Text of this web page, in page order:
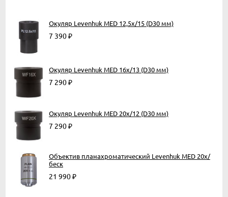
Окуляр Levenhuk MED 12,5x/15 (D30 мм)
7 390₽
Окуляр Levenhuk MED 16x/13 (D30 мм)
7 290₽
Окуляр Levenhuk MED 20x/12 (D30 мм)
7 290₽
Объектив планахроматический Levenhuk MED 20x/
беск
21 990₽